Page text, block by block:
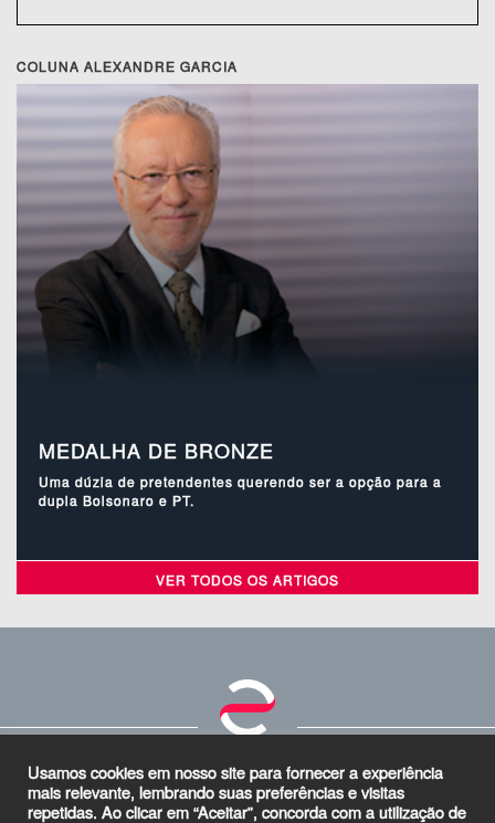
COLUNA ALEXANDRE GARCIA
MEDALHA DE BRONZE
Uma dúzia de pretendentes querendo ser a opção para a
dupla Bolsonaro e PT.
VER TODOS OS ARTIGOS
PROMOÇÕES EVENTOS PROGRAMAÇÃO
ALEXANDRE GARCIA
QUEM SOMOS
CONTATO CADASTRAR POLÍTICA DE DADOS PESSOAIS - LGPD
Usamos cookies em nosso site para fornecer a experiência
mais relevante, lembrando suas preferências e visitas
repetidas. Ao clicar em “Aceitar”, concorda com a utilização de